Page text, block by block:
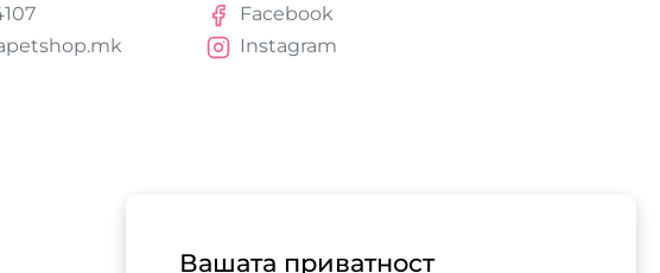
Вашата приватност
Facebook
Instagram